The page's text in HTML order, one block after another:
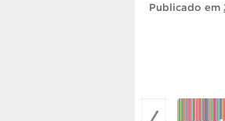
Publicado em